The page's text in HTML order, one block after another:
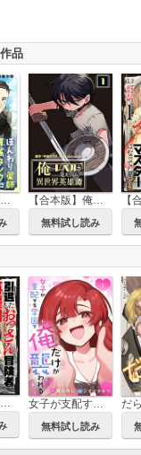
品
無料試し読み
【合本版】引退したおっさん冒険者、再雇用で最強ギルドマスターになってしまう
無料試し読み